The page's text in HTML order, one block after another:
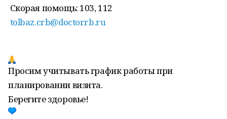
Скорая помощь: 103, 112
tolbaz.crb@doctorrb.ru
Просим учитывать график работы при
планировании визита.
Берегите здоровье!